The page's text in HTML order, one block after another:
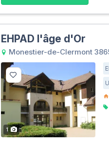
EHPAD l'âge d'Or
Monestier-de-Clermont
1